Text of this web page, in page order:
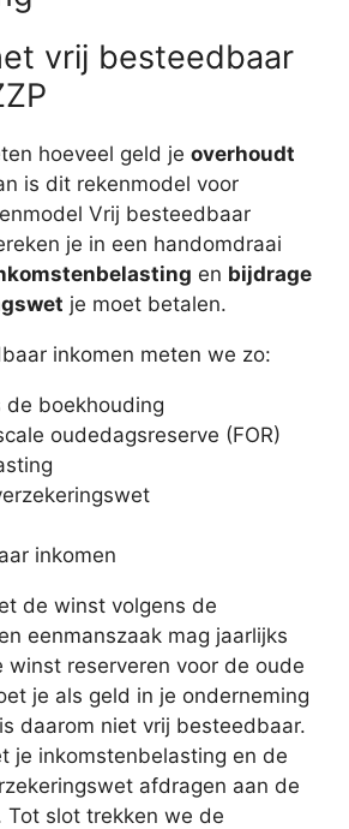
vrij besteedbaar
hoeveel geld je overhoudt
is dit rekenmodel voor
Vrij besteedbaar
je in een handomdraai
en bijdrage
je moet betalen.
inkomen meten we zo:
de boekhouding
oudedagsreserve (FOR)
inkomen
de winst volgens de
eenmanszaak mag jaarlijks
winst reserveren voor de oude
je als geld in je onderneming
daarom niet vrij besteedbaar.
je inkomstenbelasting en de
afdragen aan de
Tot slot trekken we de